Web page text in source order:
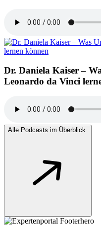
Dr. Daniela Kaiser –
Leonardo da Vinci
Alle Podcasts im Überblick